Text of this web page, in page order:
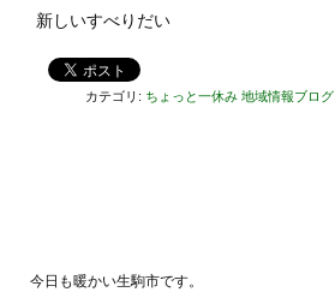
新しいすべりだい
カテゴリ: ちょっと一休み 地域情報ブログ
今日も暖かい生駒市です。